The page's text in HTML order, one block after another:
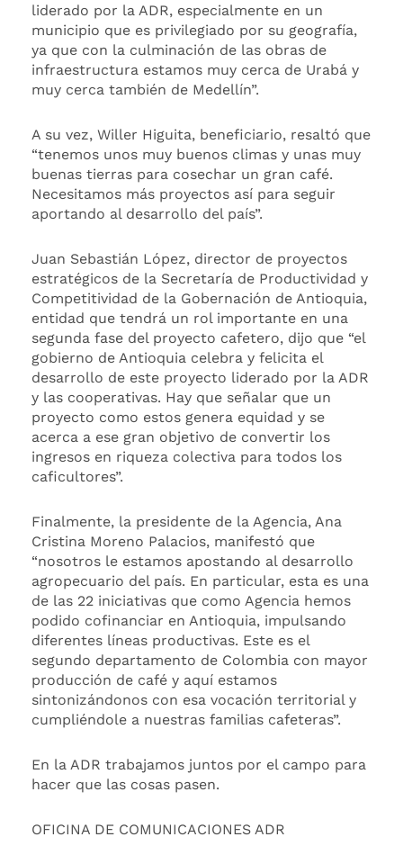
liderado por la ADR, especialmente en un
municipio que es privilegiado por su geografía,
ya que con la culminación de las obras de
infraestructura estamos muy cerca de Urabá y
muy cerca también de Medellín”.
A su vez, Willer Higuita, beneficiario, resaltó que
“tenemos unos muy buenos climas y unas muy
buenas tierras para cosechar un gran café.
Necesitamos más proyectos así para seguir
aportando al desarrollo del país”.
Juan Sebastián López, director de proyectos
estratégicos de la Secretaría de Productividad y
Competitividad de la Gobernación de Antioquia,
entidad que tendrá un rol importante en una
segunda fase del proyecto cafetero, dijo que “el
gobierno de Antioquia celebra y felicita el
desarrollo de este proyecto liderado por la ADR
y las cooperativas. Hay que señalar que un
proyecto como estos genera equidad y se
acerca a ese gran objetivo de convertir los
ingresos en riqueza colectiva para todos los
caficultores”.
Finalmente, la presidente de la Agencia, Ana
Cristina Moreno Palacios, manifestó que
“nosotros le estamos apostando al desarrollo
agropecuario del país. En particular, esta es una
de las 22 iniciativas que como Agencia hemos
podido cofinanciar en Antioquia, impulsando
diferentes líneas productivas. Este es el
segundo departamento de Colombia con mayor
producción de café y aquí estamos
sintonizándonos con esa vocación territorial y
cumpliéndole a nuestras familias cafeteras”.
En la ADR trabajamos juntos por el campo para
hacer que las cosas pasen.
OFICINA DE COMUNICACIONES ADR